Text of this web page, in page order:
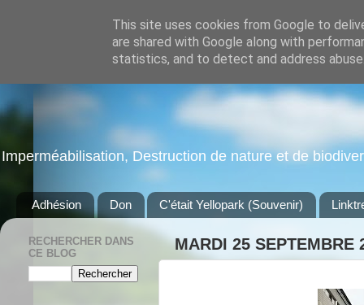
Imperméabilisation, Destruction de nature et de
Adhésion Don C'était Yellopark (Souvenir)
MARDI 25 SEPTEMBRE
RECHERCHER DANS
CE BLOG
This site uses cookies from Google to
are shared with Google along with
statistics, and to detect and address